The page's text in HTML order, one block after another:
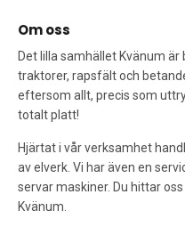
Om oss
Det lilla samhället Kvänum
traktorer, rapsfält och
eftersom allt, precis som
totalt platt!
Hjärtat i vår verksamhet
av elverk. Vi har även en
servar maskiner. Du hittar
Kvänum.